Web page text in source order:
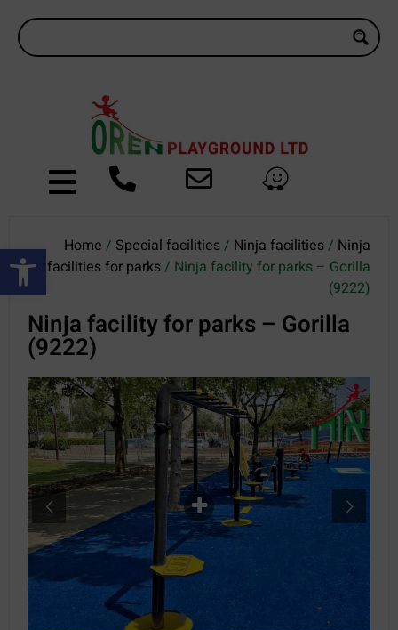
Open toolbar
Home / Special facilities/ Ninja facilities/ Ninja
facilities for parks/ Ninja facility for parks – Gorilla
(9222)
Ninja facility for parks – Gorilla
(9222)